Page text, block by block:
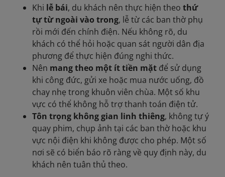
Khi lễ bái, du khách nên thực hiện theo thứ
tự từ ngoài vào trong, lễ từ các ban thờ phụ
rồi mới đến chính điện. Nếu không rõ, du
khách có thể hỏi hoặc quan sát người dân địa
phương để thực hiện đúng nghi thức.
Nên mang theo một ít tiền mặt để sử dụng
khi công đức, gửi xe hoặc mua nước uống, đồ
chay nhẹ trong khuôn viên chùa. Một số khu
vực có thể không hỗ trợ thanh toán điện tử.
Tôn trọng không gian linh thiêng, không tự ý
quay phim, chụp ảnh tại các ban thờ hoặc khu
vực nội điện khi không được cho phép. Một số
nơi sẽ có biển báo rõ ràng về quy định này, du
khách nên tuân thủ theo.